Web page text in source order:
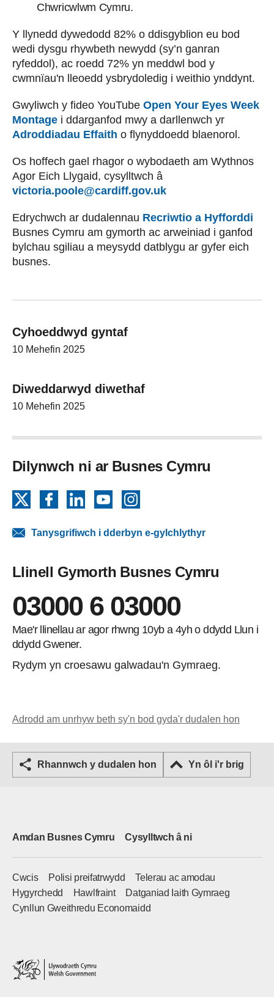
Chwricwlwm Cymru.
Y llynedd dywedodd 82% o ddisgyblion eu bod
wedi dysgu rhywbeth newydd (sy’n ganran
ryfeddol), ac roedd 72% yn meddwl bod y
cwmnïau'n lleoedd ysbrydoledig i weithio ynddynt.
Gwyliwch y fideo YouTube Open Your Eyes Week
Montage i ddarganfod mwy a darllenwch yr
Adroddiadau Effaith o flynyddoedd blaenorol.
Os hoffech gael rhagor o wybodaeth am Wythnos
Agor Eich Llygaid, cysylltwch â
victoria.poole@cardiff.gov.uk
Edrychwch ar dudalennau Recriwtio a Hyfforddi
Busnes Cymru am gymorth ac arweiniad i ganfod
bylchau sgiliau a meysydd datblygu ar gyfer eich
busnes.
Cyhoeddwyd gyntaf
10 Mehefin 2025
Diweddarwyd diwethaf
10 Mehefin 2025
Dilynwch ni ar Busnes Cymru
FacebookLinkedInYouTube
Tanysgrifiwch i dderbyn e-gylchlythyr
Llinell Gymorth Busnes Cymru
03000 6 03000
Mae'r llinellau ar agor rhwng 10yb a 4yh o ddydd Llun i
ddydd Gwener.
Rydym yn croesawu galwadau'n Gymraeg.
Adrodd am unrhyw beth sy'n bod gyda'r dudalen hon
Rhannwch y dudalen hon Yn ôl i'r brig
Amdan Busnes Cymru Cysylltwch â ni
Cwcis Polisi preifatrwydd
Telerau ac amodau
Hygyrchedd
Hawlfraint
Datganiad Iaith Gymraeg
Cynllun Gweithredu Economaidd